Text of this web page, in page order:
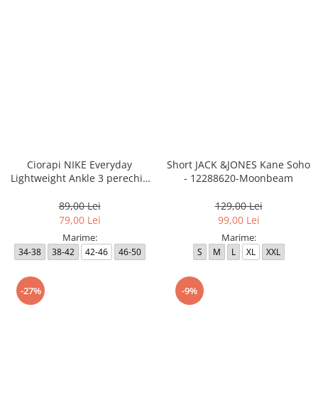
Ciorapi NIKE Everyday
Lightweight Ankle 3 perechi -
89,00 Lei
79,00 Lei
Marime:
34-38 38-42 42-46 46-50
Short JACK &JONES Kane Soho
- 12288620-Moonbeam
129,00 Lei
99,00 Lei
Marime:
S M L XL XXL
-27% -9%